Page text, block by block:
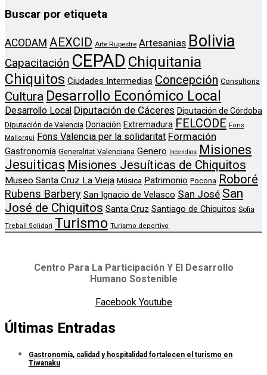
Buscar por etiqueta
ACODAM AEXCID Arte Rupestre Artesanias Bolivia
Capacitación CEPAD Chiquitania
Chiquitos Ciudades Intermedias Concepción Consultoria
Cultura Desarrollo Económico Local
Desarrollo Local Diputación de Cáceres Diputación de Córdoba
Diputación de Valencia Donación Extremadura FELCODE Fons
Mallorqui
Fons Valencia per la solidaritat Formación
Gastronomía Generalitat Valenciana Genero Incendios
Misiones
Jesuiticas Misiones Jesuíticas de Chiquitos
Museo Santa Cruz La Vieja Música Patrimonio Pocona Roboré
Rubens Barbery San Ignacio de Velasco San José San
José de Chiquitos Santa Cruz Santiago de Chiquitos Sofia
Treball Solidari Turismo Turismo deportivo
Centro Para La Participación Y El Desarrollo
Humano Sostenible
Facebook Youtube
Últimas Entradas
Gastronomía, calidad y hospitalidad fortalecen el turismo en
Tiwanaku